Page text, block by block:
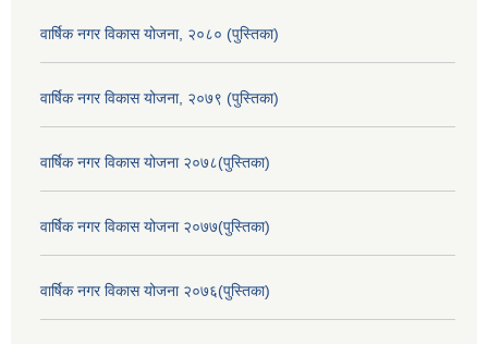
वार्षिक नगर विकास योजना, २०८० (पुस्तिका)
वार्षिक नगर विकास योजना, २०७९ (पुस्तिका)
वार्षिक नगर विकास योजना २०७८(पुस्तिका)
वार्षिक नगर विकास योजना २०७७(पुस्तिका)
वार्षिक नगर विकास योजना २०७६(पुस्तिका)